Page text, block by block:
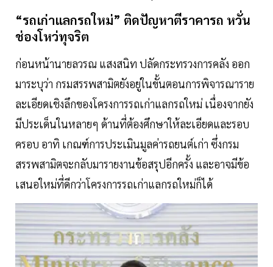
“รถเก่าแลกรถใหม่” ติดปัญหาตีราคารถ หวั่น
ช่องโหว่ทุจริต
ก่อนหน้านายลวรณ แสงสนิท ปลัดกระทรวงการคลัง ออก
มาระบุว่า กรมสรรพสามิตยังอยู่ในขั้นตอนการพิจารณาราย
ละเอียดเชิงลึกของโครงการรถเก่าแลกรถใหม่ เนื่องจากยัง
มีประเด็นในหลายๆ ด้านที่ต้องศึกษาให้ละเอียดและรอบ
ครอบ อาทิ เกณฑ์การประเมินมูลค่ารถยนต์เก่า ซึ่งกรม
สรรพสามิตจะกลับมารายงานข้อสรุปอีกครั้ง และอาจมีข้อ
เสนอใหม่ที่ดีกว่าโครงการรถเก่าแลกรถใหม่ก็ได้